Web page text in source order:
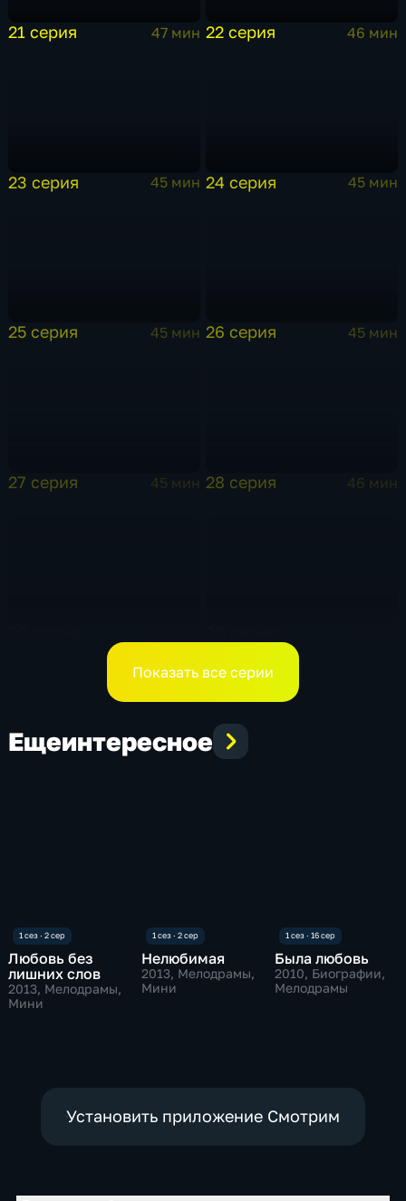
21 серия 47 мин 22 серия 46 мин
23 серия 45 мин 24 серия 45 мин
25 серия 45 мин 26 серия 45 мин
27 серия 45 мин 28 серия 46 мин
Показать все серии
Ещеинтересное
Любовь без
лишних слов
2013, Мелодрамы,
Мини
Нелюбимая
2013, Мелодрамы,
Мини
Была любовь
2010, Биографии,
Мелодрамы
Установить приложение Смотрим